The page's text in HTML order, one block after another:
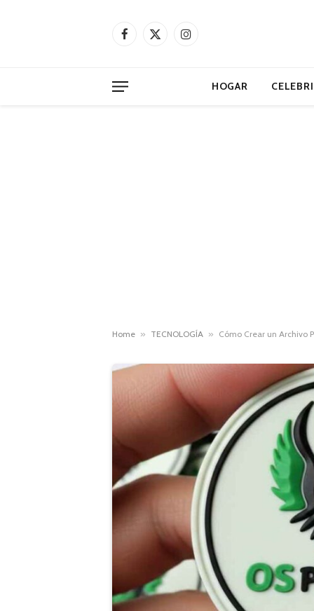
Facebook
X
Instagram
HOGAR
Home » TECNOLOGÍA » Cómo Crear un Archivo